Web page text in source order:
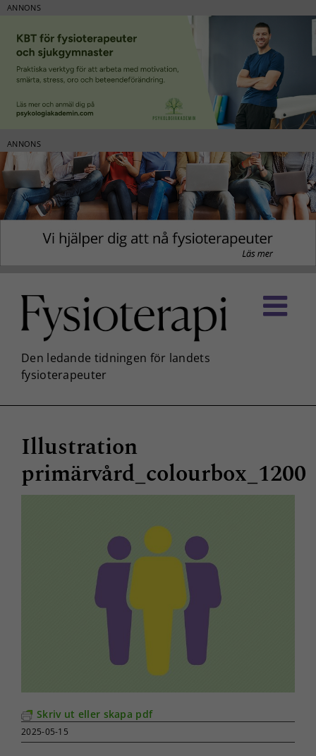
ANNONS
ANNONS
innehållet
Illustration
primärvård_colourbox_1200
Skriv ut eller skapa pdf
2025-05-15